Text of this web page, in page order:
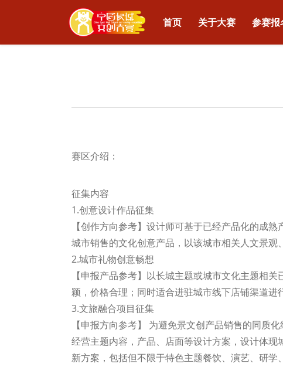
首页 关于大赛 参赛报
赛区介绍：
征集内容
1.创意设计作品征集
【创作方向参考】设计师可基于已经产品化的成
城市销售的文化创意产品，以该城市相关人文景观
2.城市礼物创意畅想
【申报产品参考】以长城主题或城市文化主题相
颖，价格合理；同时适合进驻城市线下店铺渠道进
3.文旅融合项目征集
【申报方向参考】 为避免景文创产品销售的同质
经营主题内容，产品、店面等设计方案，设计体
新方案，包括但不限于特色主题餐饮、演艺、研学